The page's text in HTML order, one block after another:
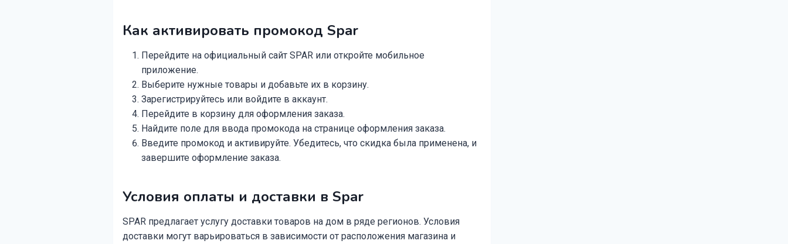
Как активировать промокод Spar
Перейдите на официальный сайт SPAR или откройте мобильное
приложение.
Выберите нужные товары и добавьте их в корзину.
Зарегистрируйтесь или войдите в аккаунт.
Перейдите в корзину для оформления заказа.
Найдите поле для ввода промокода на странице оформления заказа.
Введите промокод и активируйте. Убедитесь, что скидка была применена, и
завершите оформление заказа.
Условия оплаты и доставки в Spar
SPAR предлагает услугу доставки товаров на дом в ряде регионов. Условия
доставки могут варьироваться в зависимости от расположения магазина и